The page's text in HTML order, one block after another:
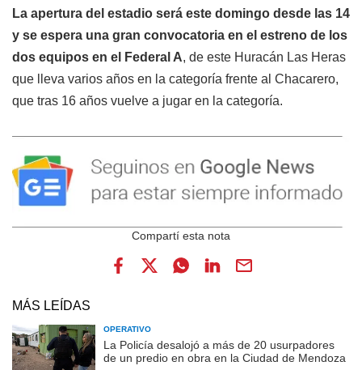
La apertura del estadio será este domingo desde las 14
y se espera una gran convocatoria en el estreno de los
dos equipos en el Federal A, de este Huracán Las Heras
que lleva varios años en la categoría frente al Chacarero,
que tras 16 años vuelve a jugar en la categoría.
MÁS LEÍDAS
OPERATIVO
La Policía desalojó a más de 20 usurpadores
de un predio en obra en la Ciudad de Mendoza